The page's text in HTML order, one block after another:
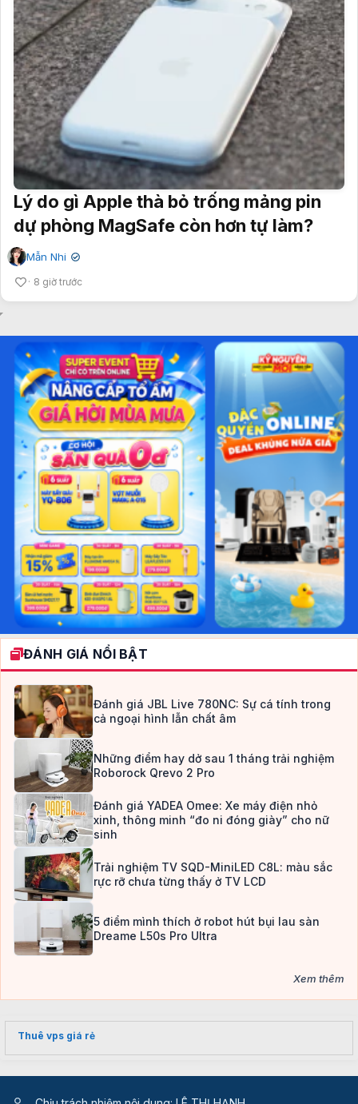
Lý do gì Apple thà bỏ trống mảng pin
dự phòng MagSafe còn hơn tự làm?
Mẫn Nhi ✔
8 giờ trước
ĐÁNH GIÁ NỔI BẬT
Đánh giá JBL Live 780NC: Sự cá tính trong
cả ngoại hình lẫn chất âm
Những điểm hay dở sau 1 tháng trải nghiệm
Roborock Qrevo 2 Pro
Đánh giá YADEA Omee: Xe máy điện nhỏ
xinh, thông minh “đo ni đóng giày” cho nữ
sinh
Trải nghiệm TV SQD-MiniLED C8L: màu sắc
rực rỡ chưa từng thấy ở TV LCD
5 điểm mình thích ở robot hút bụi lau sàn
Dreame L50s Pro Ultra
Xem thêm
Thuê vps giá rẻ